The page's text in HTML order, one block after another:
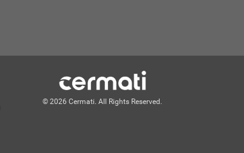
© 2026 Cermati. All Rights Reserved.